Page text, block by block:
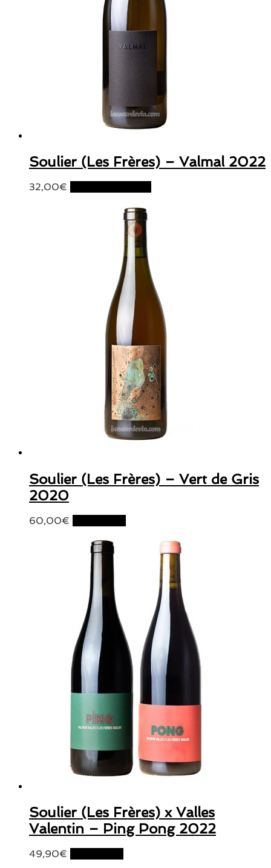
Soulier (Les Frères) – Valmal 2022
32,00€
Soulier (Les Frères) – Vert de Gris
2020
60,00€
Soulier (Les Frères) x Valles
Valentin – Ping Pong 2022
49,90€